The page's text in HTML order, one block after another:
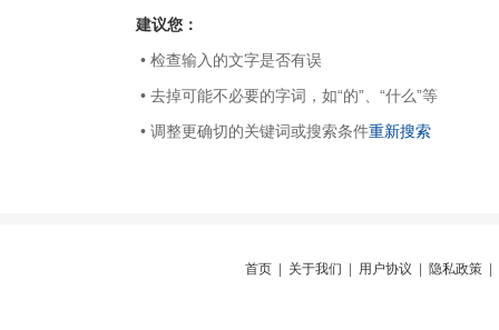
建议您：
• 检查输入的文字是否有误
• 去掉可能不必要的字词，如“的”、“什么”等
• 调整更确切的关键词或搜索条件重新搜索
首页 关于我们 用户协议 隐私政策